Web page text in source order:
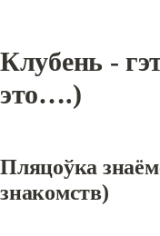
Клубень -
это….)
Пляцоўка
знакомств)